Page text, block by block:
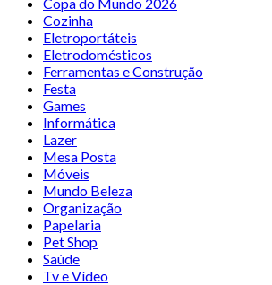
Cozinha
Eletroportáteis
Eletrodomésticos
Ferramentas e Construção
Festa
Games
Informática
Lazer
Mesa Posta
Móveis
Mundo Beleza
Organização
Papelaria
Pet Shop
Saúde
Tv e Vídeo